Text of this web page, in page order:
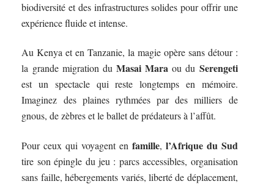
biodiversité et des infrastructures solides pour offrir une
expérience fluide et intense.
Au Kenya et en Tanzanie, la magie opère sans détour :
la grande migration du Masai Mara ou du Serengeti
est un spectacle qui reste longtemps en mémoire.
Imaginez des plaines rythmées par des milliers de
gnous, de zèbres et le ballet de prédateurs à l’affût.
Pour ceux qui voyagent en famille, l’Afrique du Sud
tire son épingle du jeu : parcs accessibles, organisation
sans faille, hébergements variés, liberté de déplacement,